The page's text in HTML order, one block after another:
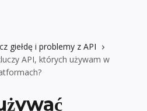
giełdę i problemy z API
API, których używam w